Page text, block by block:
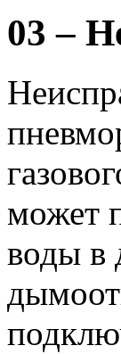
03 –
может
воды в